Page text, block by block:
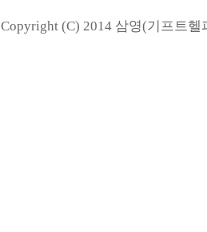
Copyright (C) 2014 삼영(기프트헬